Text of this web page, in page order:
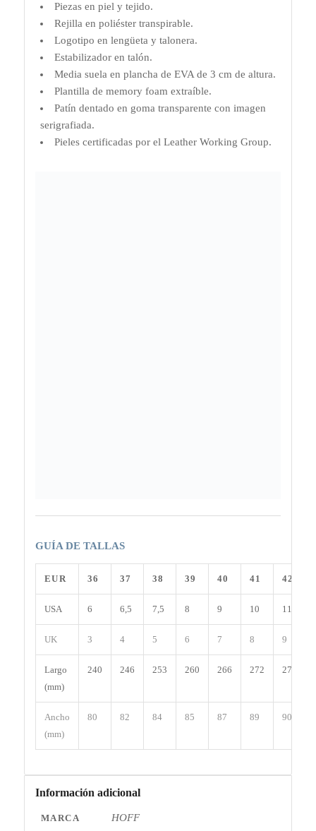
Piezas en piel y tejido.
Rejilla en poliéster transpirable.
Logotipo en lengüeta y talonera.
Estabilizador en talón.
Media suela en plancha de EVA de 3 cm de altura.
Plantilla de memory foam extraíble.
Patín dentado en goma transparente con imagen
serigrafiada.
Pieles certificadas por el Leather Working Group.
GUÍA DE TALLAS
EUR 36 37 38 39 40 41 42
USA 6 6,5 7,5 8 9 10 11
UK 3 4 5 6 7 8 9
Largo
(mm)
240 246 253 260 266 272 278
Ancho
(mm)
80 82 84 85 87 89 90
Información adicional
MARCA HOFF